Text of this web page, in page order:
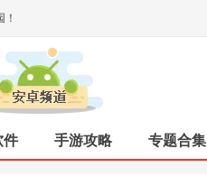
件 手游攻略 专题合集